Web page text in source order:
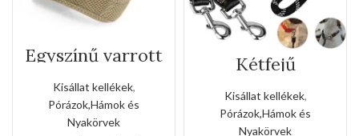
Egyszínű varrott
kutyahám(Közep
es méret)
Kisállat kellékek,
Pórázok,Hámok és
Nyakörvek
Kétfejű
bőrakasztókkal
biztosított
kötélpóráz
fényvisszaverős
Kisállat kellékek,
Pórázok,Hámok és
Nyakörvek